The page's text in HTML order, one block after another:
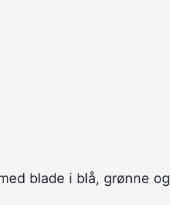
blade i blå, grønne og